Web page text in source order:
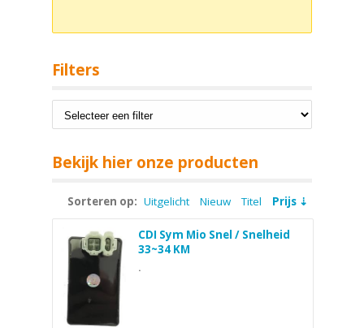
Filters
Bekijk hier onze producten
Sorteren op: Uitgelicht Nieuw Titel Prijs
CDI Sym Mio Snel / Snelheid
33~34 KM
.